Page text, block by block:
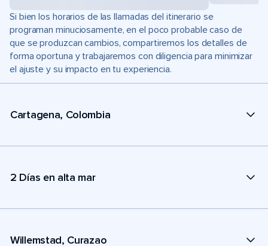
Si bien los horarios de las llamadas del itinerario se
programan minuciosamente, en el poco probable caso de
que se produzcan cambios, compartiremos los detalles de
forma oportuna y trabajaremos con diligencia para minimizar
el ajuste y su impacto en tu experiencia.
Cartagena, Colombia
2 Días en alta mar
Willemstad, Curazao